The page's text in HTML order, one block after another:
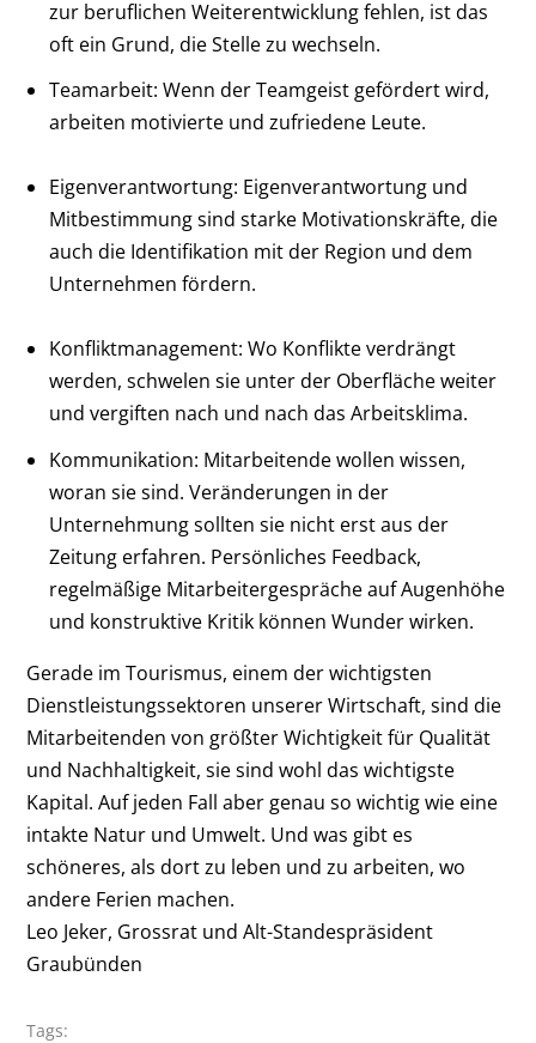
zur beruflichen Weiterentwicklung fehlen, ist das
oft ein Grund, die Stelle zu wechseln.
Teamarbeit: Wenn der Teamgeist gefördert wird,
arbeiten motivierte und zufriedene Leute.
Eigenverantwortung: Eigenverantwortung und
Mitbestimmung sind starke Motivationskräfte, die
auch die Identifikation mit der Region und dem
Unternehmen fördern.
Konfliktmanagement: Wo Konflikte verdrängt
werden, schwelen sie unter der Oberfläche weiter
und vergiften nach und nach das Arbeitsklima.
Kommunikation: Mitarbeitende wollen wissen,
woran sie sind. Veränderungen in der
Unternehmung sollten sie nicht erst aus der
Zeitung erfahren. Persönliches Feedback,
regelmäßige Mitarbeitergespräche auf Augenhöhe
und konstruktive Kritik können Wunder wirken.
Gerade im Tourismus, einem der wichtigsten
Dienstleistungssektoren unserer Wirtschaft, sind die
Mitarbeitenden von größter Wichtigkeit für Qualität
und Nachhaltigkeit, sie sind wohl das wichtigste
Kapital. Auf jeden Fall aber genau so wichtig wie eine
intakte Natur und Umwelt. Und was gibt es
schöneres, als dort zu leben und zu arbeiten, wo
andere Ferien machen.
Leo Jeker, Grossrat und Alt-Standespräsident
Graubünden
Tags: